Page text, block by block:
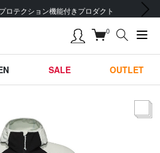
【5,500円 (税込) 以上 送料無料】
次の画像
0
SALE OUTLET